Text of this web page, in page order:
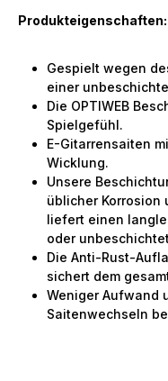
Produkteigenschaften:
Gespielt wegen
einer
Die OPTIWEB
Spielgefühl.
E-Gitarrensaiten
Wicklung.
Unsere
üblicher Korrosion
liefert einen
oder
Die Anti-Rust-
sichert dem
Weniger Aufwand
Saitenwechseln